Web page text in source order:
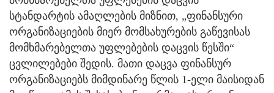
სტანდარტის ამაღლების მიზნით, „ფინანსური
ორგანიზაციების მიერ მომსახურების გაწევისას
მომხმარებელთა უფლებების დაცვის წესში“
ცვლილებები შედის. მათი დაცვა ფინანსურ
ორგანიზაციებს მიმდინარე წლის 1-ელი მაისიდან